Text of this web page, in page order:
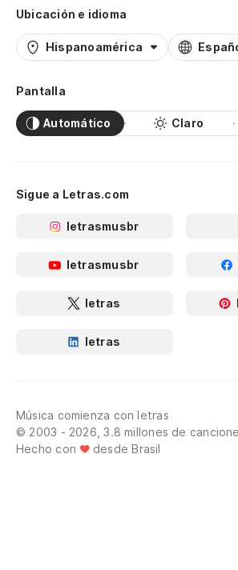
Ubicación e idioma
Hispanoamérica
Pantalla
Automático Claro
Sigue a Letras.com
letrasmusbr
letrasmusbr
letras
letras
Música comienza con letras
© 2003 - 2026, 3.8 millones de
Hecho con
desde Brasil